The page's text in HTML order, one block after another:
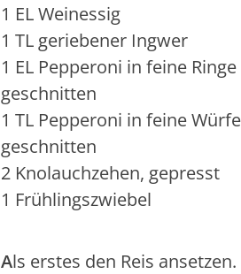
1 EL Weinessig
1 TL geriebener Ingwer
1 EL Pepperoni in feine Ringe
geschnitten
1 TL Pepperoni in feine
geschnitten
2 Knolauchzehen, gepresst
1 Frühlingszwiebel
Als erstes den Reis ansetzen.